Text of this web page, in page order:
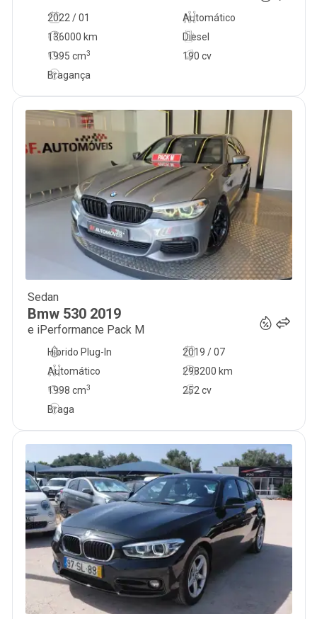
2022 / 01
Automático
136000 km
190 cv
Diesel
1995 cm3
Bragança
Sedan
Bmw 530 2019
e iPerformance Pack M
2019 / 07
Automático
298200 km
252 cv
Híbrido Plug-In
1998 cm3
Braga